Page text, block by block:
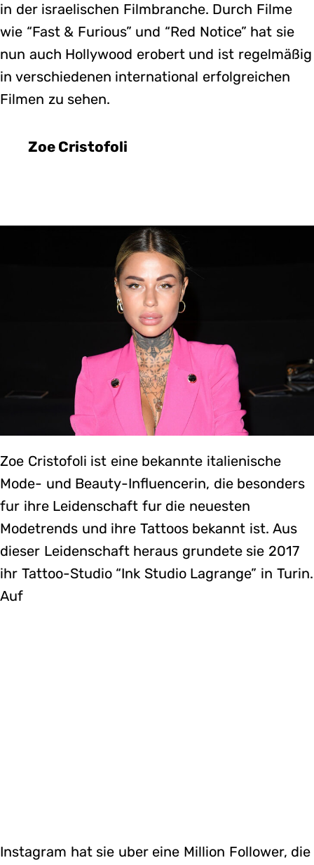
in der israelischen Filmbranche. Durch Filme
wie “Fast & Furious” und “Red Notice” hat sie
nun auch Hollywood erobert und ist regelmäßig
in verschiedenen international erfolgreichen
Filmen zu sehen.
Zoe Cristofoli
Zoe Cristofoli ist eine bekannte italienische
Mode- und Beauty-Influencerin, die besonders
fur ihre Leidenschaft fur die neuesten
Modetrends und ihre Tattoos bekannt ist. Aus
dieser Leidenschaft heraus grundete sie 2017
ihr Tattoo-Studio “Ink Studio Lagrange” in Turin.
Auf
Instagram hat sie uber eine Million Follower, die